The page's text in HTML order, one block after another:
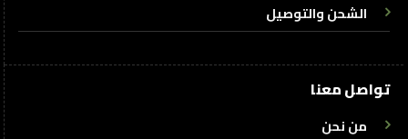
الشحن والتوصيل
تواصل معنا
من نحن